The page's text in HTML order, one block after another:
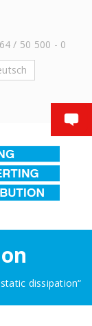
/ 50 500 - 0
dissipation“